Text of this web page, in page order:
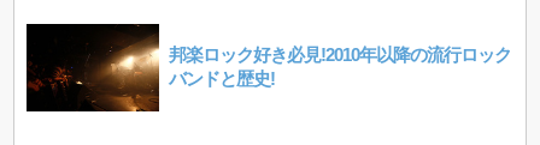
邦楽ロック好き必見!2010年以降の流行ロック
バンドと歴史!